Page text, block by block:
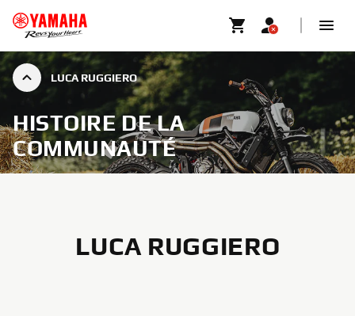
LUCA RUGGIERO
HISTOIRE DE LA
COMMUNAUTÉ
LUCA RUGGIERO